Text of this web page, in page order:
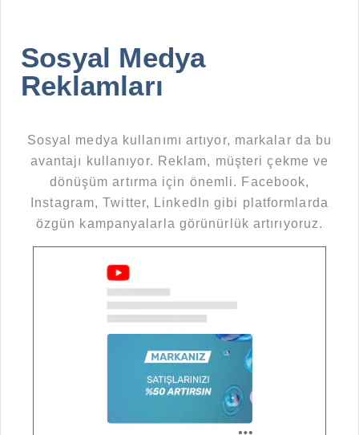
Sosyal Medya
Reklamları
Sosyal medya kullanımı artıyor, markalar da bu
avantajı kullanıyor. Reklam, müşteri çekme ve
dönüşüm artırma için önemli. Facebook,
Instagram, Twitter, LinkedIn gibi platformlarda
özgün kampanyalarla görünürlük artırıyoruz.